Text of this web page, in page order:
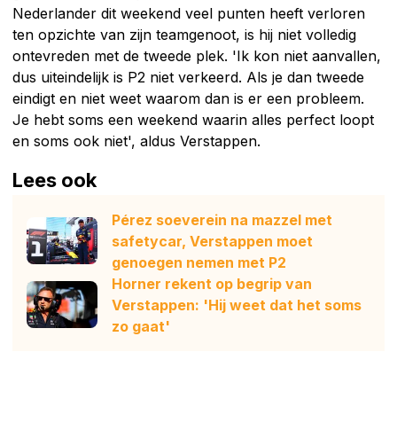
Nederlander dit weekend veel punten heeft verloren
ten opzichte van zijn teamgenoot, is hij niet volledig
ontevreden met de tweede plek. 'Ik kon niet aanvallen,
dus uiteindelijk is P2 niet verkeerd. Als je dan tweede
eindigt en niet weet waarom dan is er een probleem.
Je hebt soms een weekend waarin alles perfect loopt
en soms ook niet', aldus Verstappen.
Lees ook
Pérez soeverein na mazzel met
safetycar, Verstappen moet
genoegen nemen met P2
Horner rekent op begrip van
Verstappen: 'Hij weet dat het soms
zo gaat'